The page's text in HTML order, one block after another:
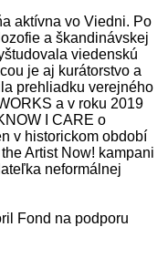
aktívna vo Viedni. Po
a škandinávskej
viedenskú
je aj kurátorstvo a
prehliadku verejného
a v roku 2019
I CARE o
v historickom období
Artist Now! kampani
neformálnej
Fond na podporu